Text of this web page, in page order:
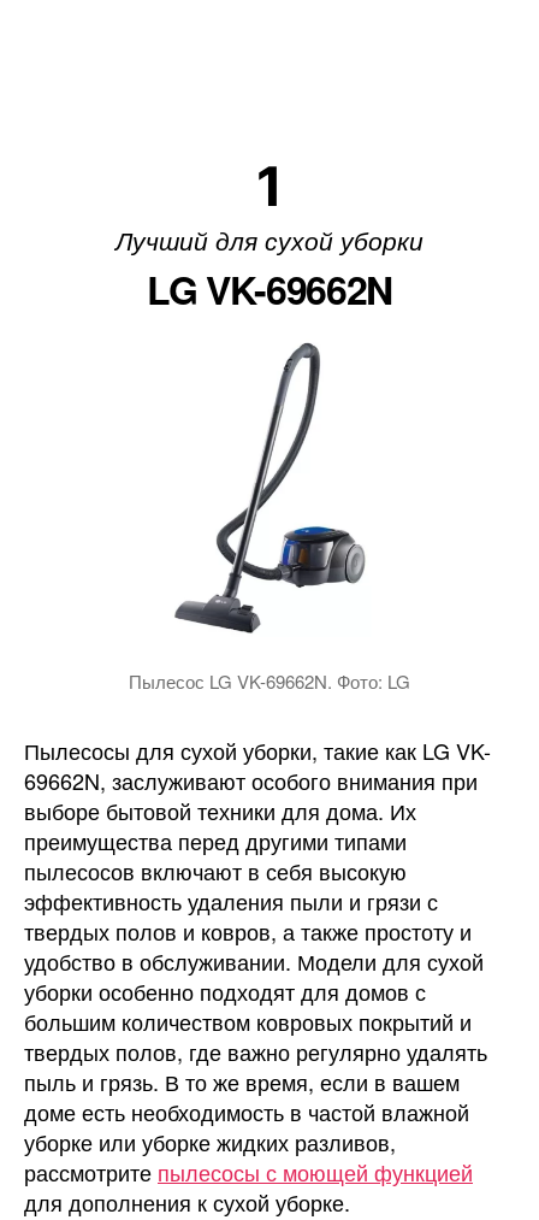
1
Лучший для сухой уборки
LG VK-69662N
Пылесос LG VK-69662N. Фото: LG
Пылесосы для сухой уборки, такие как LG VK-
69662N, заслуживают особого внимания при
выборе бытовой техники для дома. Их
преимущества перед другими типами
пылесосов включают в себя высокую
эффективность удаления пыли и грязи с
твердых полов и ковров, а также простоту и
удобство в обслуживании. Модели для сухой
уборки особенно подходят для домов с
большим количеством ковровых покрытий и
твердых полов, где важно регулярно удалять
пыль и грязь. В то же время, если в вашем
доме есть необходимость в частой влажной
уборке или уборке жидких разливов,
рассмотрите пылесосы с моющей функцией
для дополнения к сухой уборке.